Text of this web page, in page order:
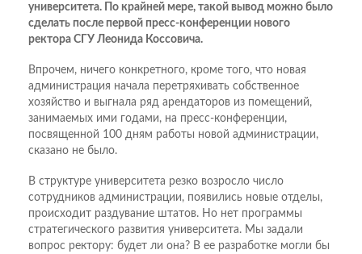
университета. По крайней мере, такой вывод можно было
сделать после первой пресс-конференции нового
ректора СГУ Леонида Коссовича.
Впрочем, ничего конкретного, кроме того, что новая
администрация начала перетряхивать собственное
хозяйство и выгнала ряд арендаторов из помещений,
занимаемых ими годами, на пресс-конференции,
посвященной 100 дням работы новой администрации,
сказано не было.
В структуре университета резко возросло число
сотрудников администрации, появились новые отделы,
происходит раздувание штатов. Но нет программы
стратегического развития университета. Мы задали
вопрос ректору: будет ли она? В ее разработке могли бы